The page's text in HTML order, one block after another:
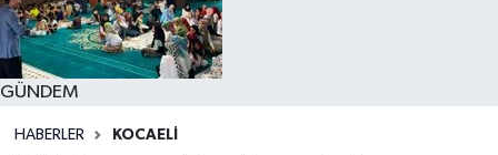
GÜNDEM
HABERLER KOCAELI